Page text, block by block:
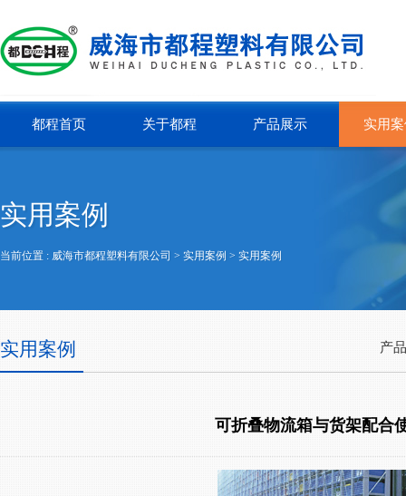
都程首页 关于都程 产品展示 实用
实用案例
当前位置 : 威海市都程塑料有限公司 > 实用案例 > 实用案例
实用案例 产
可折叠物流箱与货架配合